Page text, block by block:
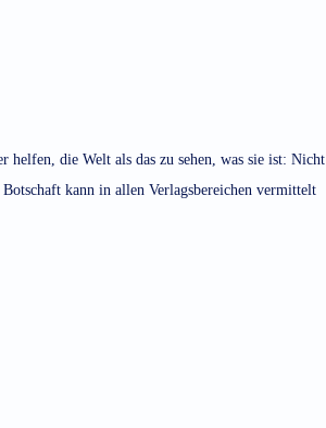
helfen, die Welt als das zu sehen, was sie ist: Nicht
kann in allen Verlagsbereichen vermittelt